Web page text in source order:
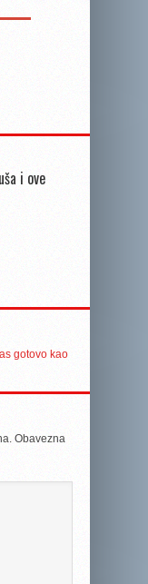
i ove
gotovo kao
Obavezna